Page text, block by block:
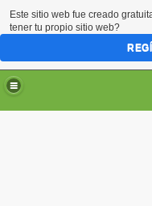
Este sitio web fue creado
tener tu propio sitio web?